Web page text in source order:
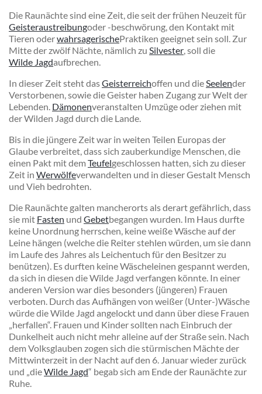
Die Raunächte sind eine Zeit, die seit der frühen Neuzeit für
Geisteraustreibungoder -beschwörung, den Kontakt mit
Tieren oderwahrsagerischePraktiken geeignet sein soll. Zur
Mitte der zwölf Nächte, nämlich zu Silvester, soll die
Wilde Jagdaufbrechen.
In dieser Zeit steht dasGeisterreichoffen und dieSeelender
Verstorbenen, sowie die Geister haben Zugang zur Welt der
Lebenden. Dämonenveranstalten Umzüge oder ziehen mit
der Wilden Jagd durch die Lande.
Bis in die jüngere Zeit war in weiten Teilen Europas der
Glaube verbreitet, dass sich zauberkundige Menschen, die
einen Pakt mit dem Teufelgeschlossen hatten, sich zu dieser
Zeit in Werwölfeverwandelten und in dieser Gestalt Mensch
und Vieh bedrohten.
Die Raunächte galten mancherorts als derart gefährlich, dass
sie mit Fasten und Gebetbegangen wurden. Im Haus durfte
keine Unordnung herrschen, keine weiße Wäsche auf der
Leine hängen (welche die Reiter stehlen würden, um sie dann
im Laufe des Jahres als Leichentuch für den Besitzer zu
benützen). Es durften keine Wäscheleinen gespannt werden,
da sich in diesen die Wilde Jagd verfangen könnte. In einer
anderen Version war dies besonders (jüngeren) Frauen
verboten. Durch das Aufhängen von weißer (Unter-)Wäsche
würde die Wilde Jagd angelockt und dann über diese Frauen
„herfallen“. Frauen und Kinder sollten nach Einbruch der
Dunkelheit auch nicht mehr alleine auf der Straße sein. Nach
dem Volksglauben zogen sich die stürmischen Mächte der
Mittwinterzeit in der Nacht auf den 6. Januar wieder zurück
und „dieWilde Jagd“ begab sich am Ende der Raunächte zur
Ruhe.